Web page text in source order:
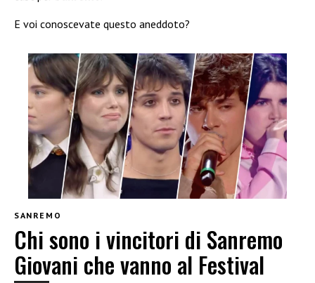
E voi conoscevate questo aneddoto?
SANREMO
Chi sono i vincitori di Sanremo
Giovani che vanno al Festival